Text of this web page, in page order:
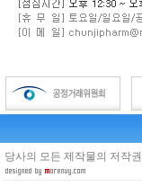
당사의 모든 제작물의 저작